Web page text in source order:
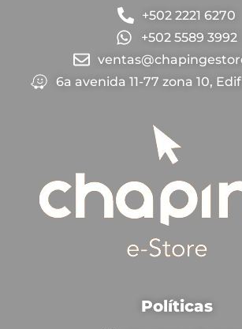
+502 2221 6270
+502 5589 3992
6a avenida 11-77 zona 10,
Políticas